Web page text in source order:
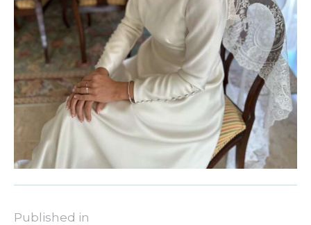
Published in